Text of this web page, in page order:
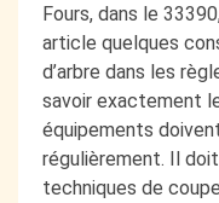
Fours, dans le
article quelques
d’arbre dans les
savoir exactement
équipements
régulièrement. Il
techniques de